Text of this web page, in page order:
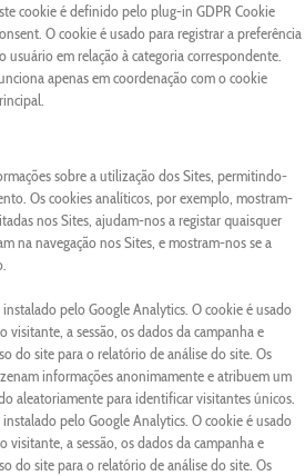
cookie é definido pelo plug-in GDPR Cookie
O cookie é usado para registrar a preferência
usuário em relação à categoria correspondente.
apenas em coordenação com o cookie
sobre a utilização dos Sites, permitindo-
Os cookies analíticos, por exemplo, mostram-
nos Sites, ajudam-nos a registar quaisquer
na navegação nos Sites, e mostram-nos se a
instalado pelo Google Analytics. O cookie é usado
visitante, a sessão, os dados da campanha e
do site para o relatório de análise do site. Os
informações anonimamente e atribuem um
aleatoriamente para identificar visitantes únicos.
instalado pelo Google Analytics. O cookie é usado
visitante, a sessão, os dados da campanha e
do site para o relatório de análise do site. Os